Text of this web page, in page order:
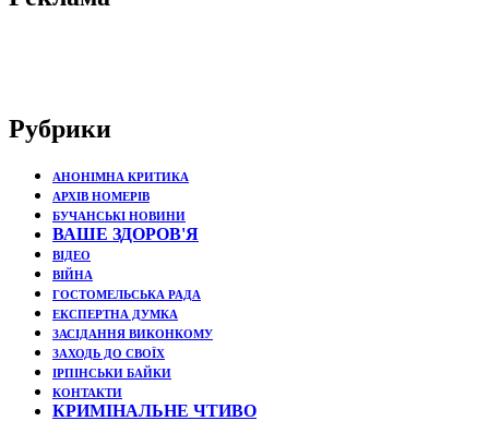
Рубрики
АНОНІМНА КРИТИКА
АРХІВ НОМЕРІВ
БУЧАНСЬКІ НОВИНИ
ВАШЕ ЗДОРОВ'Я
ВІДЕО
ВІЙНА
ГОСТОМЕЛЬСЬКА РАДА
ЕКСПЕРТНА ДУМКА
ЗАСІДАННЯ ВИКОНКОМУ
ЗАХОДЬ ДО СВОЇХ
ІРПІНСЬКИ БАЙКИ
КОНТАКТИ
КРИМІНАЛЬНЕ ЧТИВО